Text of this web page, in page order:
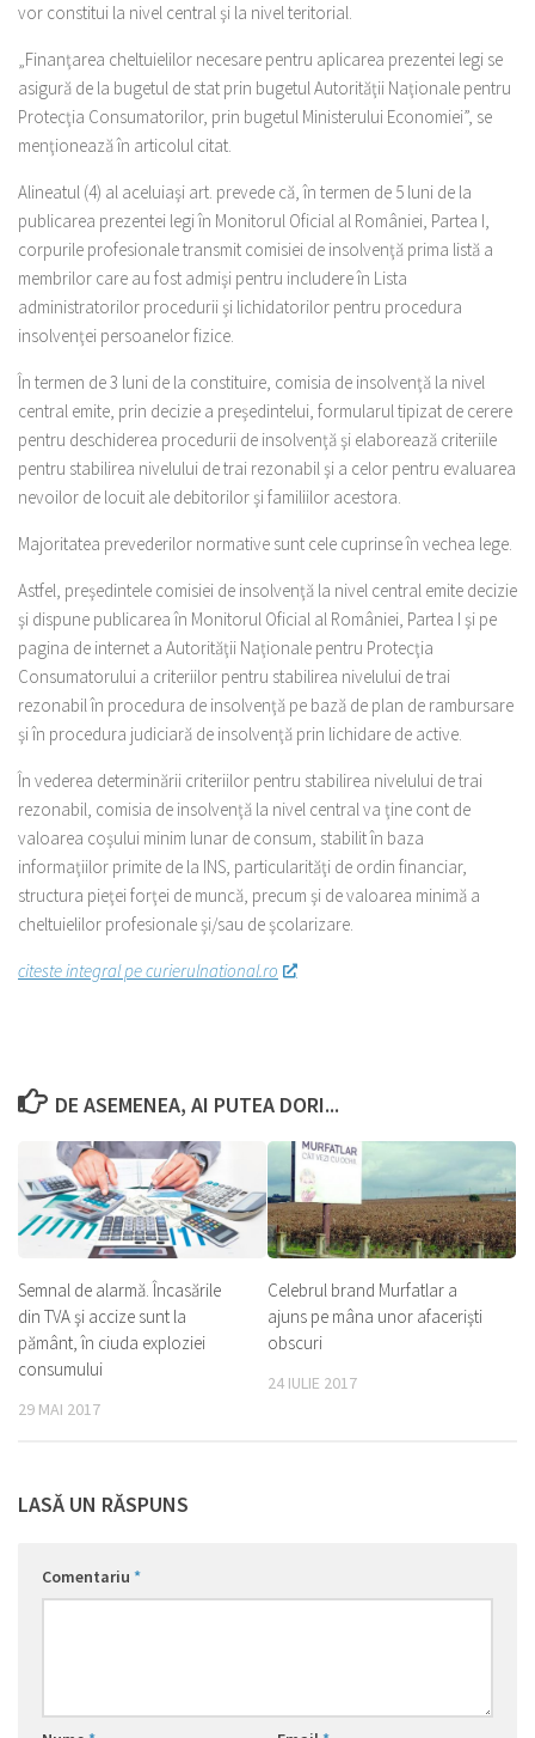
vor constitui la nivel central şi la nivel teritorial.
„Finanţarea cheltuielilor necesare pentru aplicarea prezentei legi se
asigură de la bugetul de stat prin bugetul Autorităţii Naţionale pentru
Protecţia Consumatorilor, prin bugetul Ministerului Economiei”, se
menţionează în articolul citat.
Alineatul (4) al aceluiaşi art. prevede că, în termen de 5 luni de la
publicarea prezentei legi în Monitorul Oficial al României, Partea I,
corpurile profesionale transmit comisiei de insolvenţă prima listă a
membrilor care au fost admişi pentru includere în Lista
administratorilor procedurii şi lichidatorilor pentru procedura
insolvenţei persoanelor fizice.
În termen de 3 luni de la constituire, comisia de insolvenţă la nivel
central emite, prin decizie a preşedintelui, formularul tipizat de cerere
pentru deschiderea procedurii de insolvenţă şi elaborează criteriile
pentru stabilirea nivelului de trai rezonabil şi a celor pentru evaluarea
nevoilor de locuit ale debitorilor şi familiilor acestora.
Majoritatea prevederilor normative sunt cele cuprinse în vechea lege.
Astfel, preşedintele comisiei de insolvenţă la nivel central emite decizie
şi dispune publicarea în Monitorul Oficial al României, Partea I şi pe
pagina de internet a Autorităţii Naţionale pentru Protecţia
Consumatorului a criteriilor pentru stabilirea nivelului de trai
rezonabil în procedura de insolvenţă pe bază de plan de rambursare
şi în procedura judiciară de insolvenţă prin lichidare de active.
În vederea determinării criteriilor pentru stabilirea nivelului de trai
rezonabil, comisia de insolvenţă la nivel central va ţine cont de
valoarea coşului minim lunar de consum, stabilit în baza
informaţiilor primite de la INS, particularităţi de ordin financiar,
structura pieţei forţei de muncă, precum şi de valoarea minimă a
cheltuielilor profesionale şi/sau de şcolarizare.
citeste integral pe curierulnational.ro
DE ASEMENEA, AI PUTEA DORI...
Semnal de alarmă. Încasările
din TVA şi accize sunt la
pământ, în ciuda exploziei
consumului
29 MAI 2017
Celebrul brand Murfatlar a
ajuns pe mâna unor afacerişti
obscuri
24 IULIE 2017
LASĂ UN RĂSPUNS
Comentariu *